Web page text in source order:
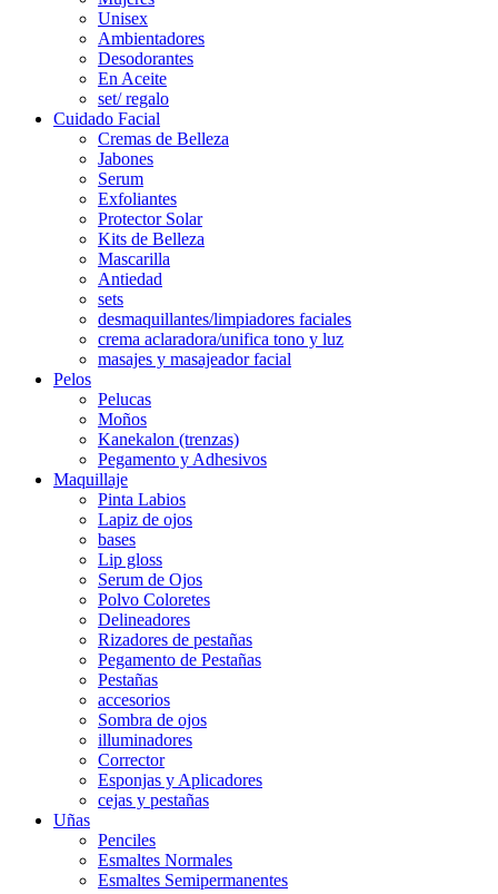
Unisex
Ambientadores
Desodorantes
En Aceite
set/ regalo
Cuidado Facial
Cremas de Belleza
Jabones
Serum
Exfoliantes
Protector Solar
Kits de Belleza
Mascarilla
Antiedad
sets
desmaquillantes/limpiadores faciales
crema aclaradora/unifica tono y luz
masajes y masajeador facial
Pelos
Pelucas
Moños
Kanekalon (trenzas)
Pegamento y Adhesivos
Maquillaje
Pinta Labios
Lapiz de ojos
bases
Lip gloss
Serum de Ojos
Polvo Coloretes
Delineadores
Rizadores de pestañas
Pegamento de Pestañas
Pestañas
accesorios
Sombra de ojos
illuminadores
Corrector
Esponjas y Aplicadores
cejas y pestañas
Uñas
Penciles
Esmaltes Normales
Esmaltes Semipermanentes